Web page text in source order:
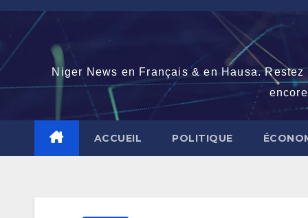
Skip
content
Niger News en Français & en Hausa.
ACCUEIL POLITIQUE